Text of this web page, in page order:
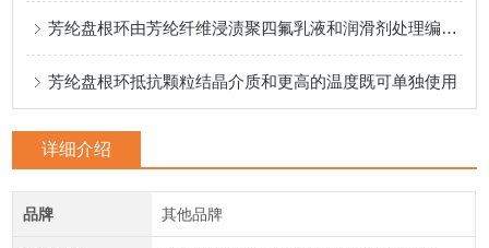
芳纶盘根环由芳纶纤维浸渍聚四氟乳液和润滑剂处理编织而成
芳纶盘根环抵抗颗粒结晶介质和更高的温度既可单独使用
详细介绍
品牌 其他品牌